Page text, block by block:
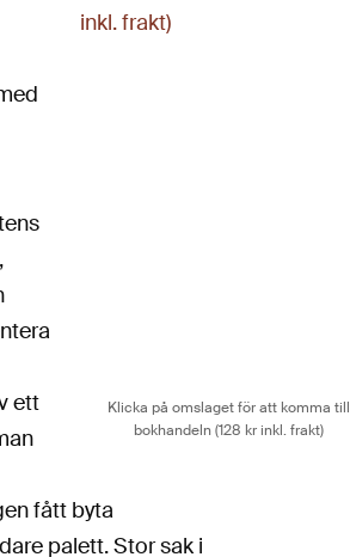
Klicka på omslaget för att komma till
bokhandeln (128 kr inkl. frakt)
ett
fått byta
palett. Stor sak i